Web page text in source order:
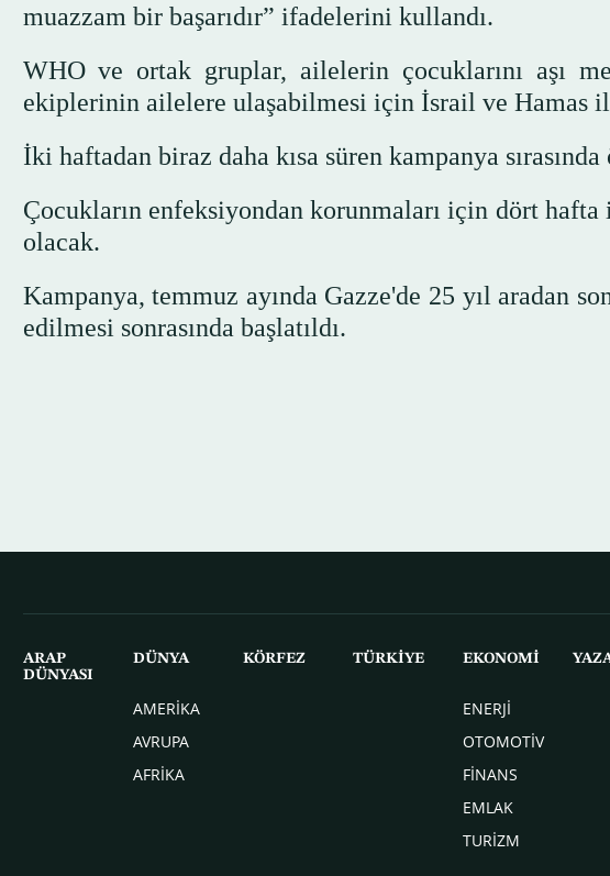
muazzam bir başarıdır” ifadelerini kullandı.
WHO ve ortak gruplar, ailelerin çocuklarını aşı
ekiplerinin ailelere ulaşabilmesi için İsrail ve Hamas
İki haftadan biraz daha kısa süren kampanya
Çocukların enfeksiyondan korunmaları için dört
olacak.
Kampanya, temmuz ayında Gazze'de 25 yıl aradan
edilmesi sonrasında başlatıldı.
ARAP
DÜNYASI
DÜNYA
AMERİKA
AVRUPA
AFRİKA
KÖRFEZ TÜRKİYE EKONOMİ
ENERJİ
OTOMOTİV
FİNANS
EMLAK
TURİZM